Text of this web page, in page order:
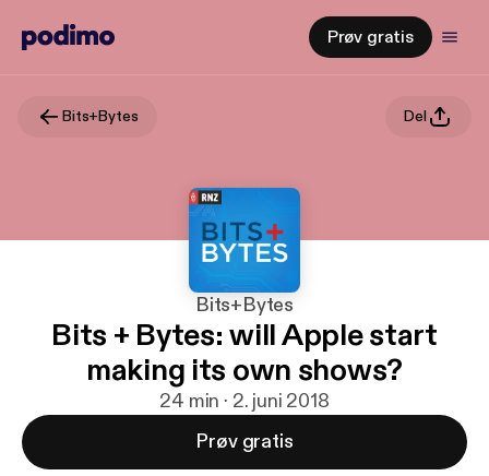
Prøv gratis
Bits+Bytes Del
Bits+Bytes
Bits + Bytes: will Apple start
making its own shows?
24 min · 2. juni 2018
Prøv gratis